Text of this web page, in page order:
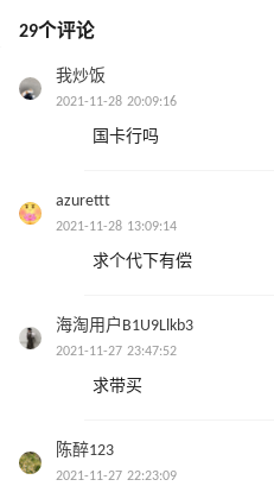
29个评论
我炒饭
2021-11-28 20:09:16
国卡行吗
azurettt
2021-11-28 13:09:14
求个代下有偿
海淘用户B1U9Llkb3
2021-11-27 23:47:52
求带买
陈醉123
2021-11-27 22:23:09